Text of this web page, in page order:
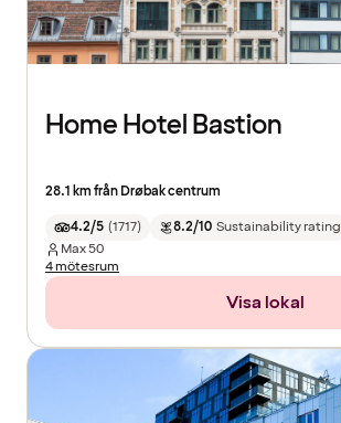
Home Hotel Bastion
28.1 km från Drøbak centrum
4.2/5 (1717) 8.2/10 Sustainability rating
Max50
4 mötesrum
Visa lokal